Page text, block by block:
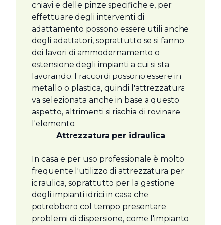
chiavi e delle pinze specifiche e, per
effettuare degli interventi di
adattamento possono essere utili anche
degli adattatori, soprattutto se si fanno
dei lavori di ammodernamento o
estensione degli impianti a cui si sta
lavorando. I raccordi possono essere in
metallo o plastica, quindi l'attrezzatura
va selezionata anche in base a questo
aspetto, altrimenti si rischia di rovinare
l'elemento.
Attrezzatura per idraulica
In casa e per uso professionale è molto
frequente l'utilizzo di attrezzatura per
idraulica, soprattutto per la gestione
degli impianti idrici in casa che
potrebbero col tempo presentare
problemi di dispersione, come l'impianto